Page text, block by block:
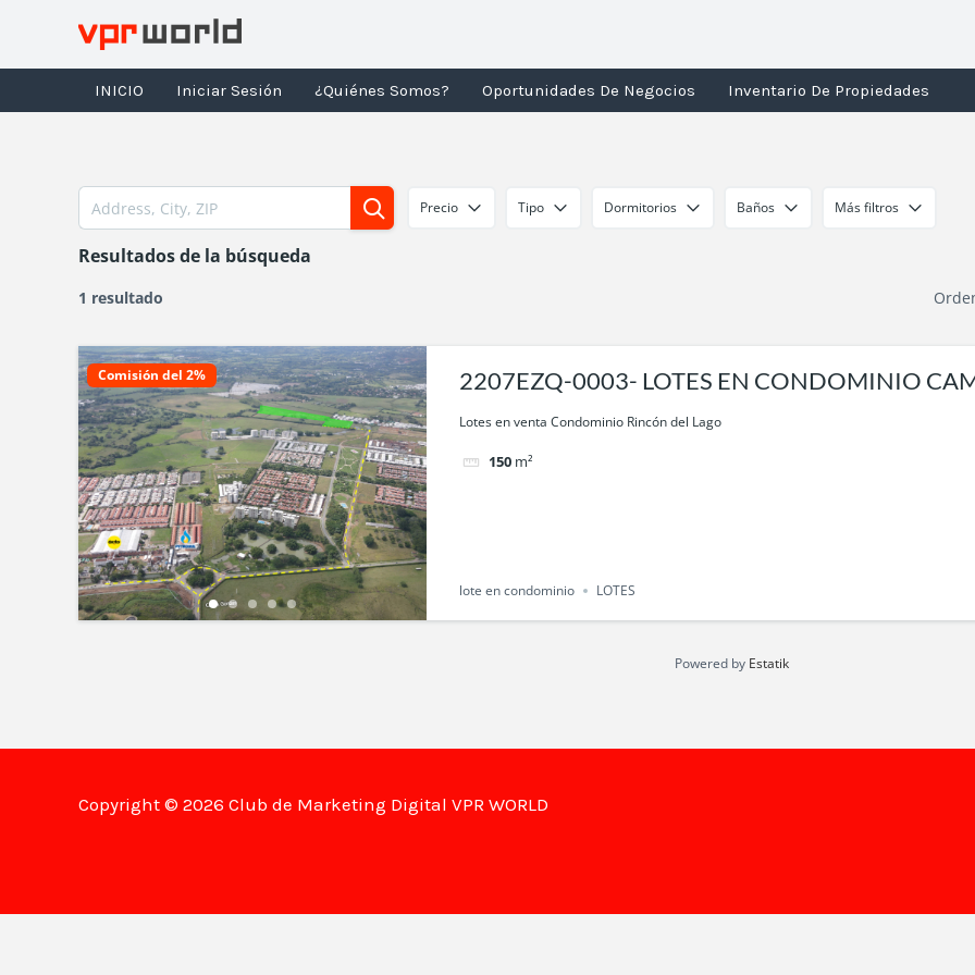
INICIO Iniciar Sesión ¿Quiénes Somos? Oportunidades De Negocios Inventario De Propiedades
Precio Tipo Dormitorios Baños Más filtros
Resultados de la búsqueda
1 resultado
Comisión del 2%
2207EZQ-0003- LOTES EN CONDOMINIO
RINCON DEL LAGO
Lotes en venta Condominio Rincón del Lago
150 m²
lote en condominio LOTES
Powered by Estatik
Copyright © 2026 Club de Marketing Digital VPR WORLD